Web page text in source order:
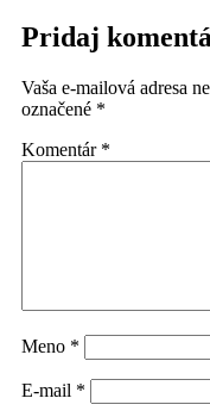
Pridaj
Vaša e-mailová adresa
označené *
Komentár *
Meno *
E-mail *